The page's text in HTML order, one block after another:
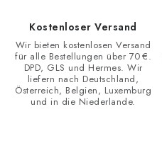
Kostenloser Versand
Wir bieten kostenlosen Versand
für alle Bestellungen über 70 €.
DPD, GLS und Hermes. Wir
liefern nach Deutschland,
Österreich, Belgien, Luxemburg
und in die Niederlande.